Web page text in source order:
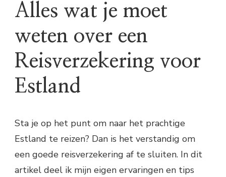
Alles wat je moet
weten over een
Reisverzekering voor
Estland
Sta je op het punt om naar het prachtige
Estland te reizen? Dan is het verstandig om
een goede reisverzekering af te sluiten. In dit
artikel deel ik mijn eigen ervaringen en tips